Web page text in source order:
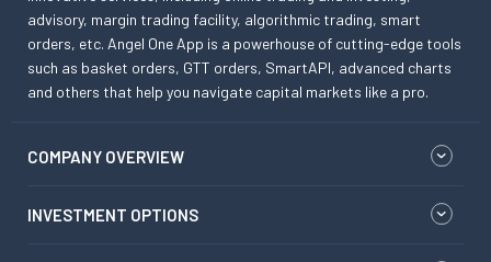
advisory, margin trading facility, algorithmic trading, smart
orders, etc. Angel One App is a powerhouse of cutting-edge tools
such as basket orders, GTT orders, SmartAPI, advanced charts
and others that help you navigate capital markets like a pro.
COMPANY OVERVIEW
INVESTMENT OPTIONS